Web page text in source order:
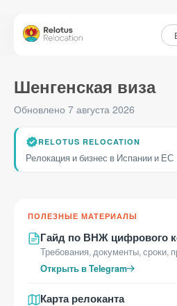
Визы и ВНЖ
Стартап-виза в Испанию
Услуги Хестора в Испании
Сопровождение заявок на
Подбор и оформление
О нас
Шенгенская виза
Обновлено 7 августа 2026
RELOTUS RELOCATION
Релокация и бизнес в Испании и ЕС
ПОЛЕЗНЫЕ МАТЕРИАЛЫ
Гайд по ВНЖ цифрового
Требования, документы, сроки,
Открыть в Telegram
Карта релоканта